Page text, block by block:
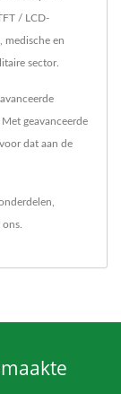
/ LCD-
medische en
sector.
geavanceerde
dat aan de
,
ons.